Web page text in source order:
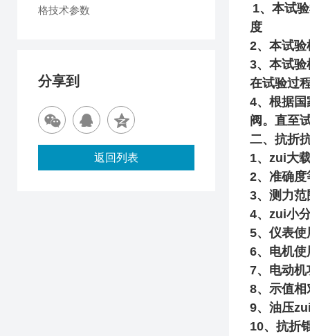
1、本试
度
2、本试
3、本试
在试验过
4、根据
阀。直至
二、抗折
1、zui大
2、准确
3、测力
4、zui小
5、仪表
6、电机
7、电动
8、示值
9、油压
10、抗折
格技术参数
分享到
返回列表